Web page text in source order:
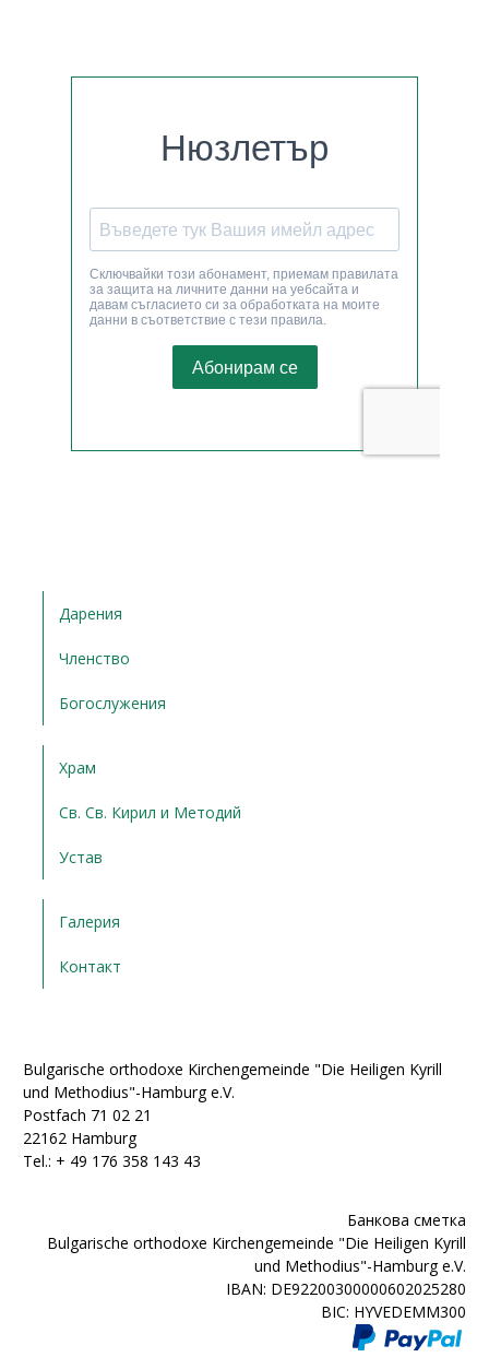
Дарения
Членство
Богослужения
Храм
Св. Св. Кирил и Методий
Устав
Галерия
Контакт
Bulgarische orthodoxe Kirchengemeinde "Die Heiligen Kyrill
und Methodius"-Hamburg e.V.
Postfach 71 02 21
22162 Hamburg
Tel.: + ‭49 176 358 143 43‬
Банкова сметка
Bulgarische orthodoxe Kirchengemeinde "Die Heiligen Kyrill
und Methodius"-Hamburg e.V.
IBAN: DE92200300000602025280
BIC: HYVEDEMM300